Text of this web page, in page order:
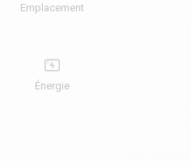
Emplacement
Énergie